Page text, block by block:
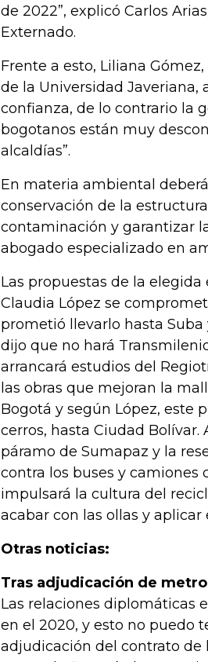
de 2022”, explicó Carlos
Externado.
Frente a esto, Liliana
de la Universidad Javeriana,
confianza, de lo contrario la
bogotanos están muy
alcaldías”.
En materia ambiental
conservación de la
contaminación y garantizar
abogado especializado en
Las propuestas de la
Claudia López se
prometió llevarlo hasta Suba
dijo que no hará
arrancará estudios del
las obras que mejoran la
Bogotá y según López, este
cerros, hasta Ciudad Bolívar.
páramo de Sumapaz y la
contra los buses y camiones
impulsará la cultura del
acabar con las ollas y
Otras noticias:
Tras adjudicación de
Las relaciones diplomáticas
en el 2020, y esto no puedo
adjudicación del contrato de